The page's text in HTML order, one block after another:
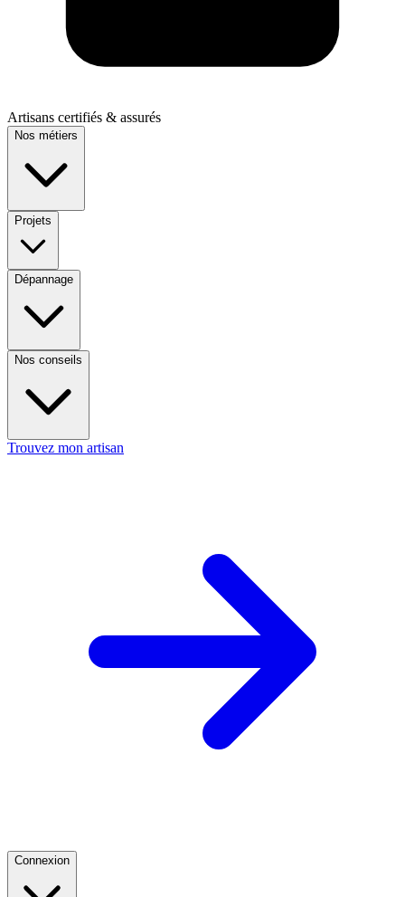
Artisans certifiés & assurés
Nos métiers
Projets
Dépannage
Nos conseils
Trouvez mon artisan
Connexion